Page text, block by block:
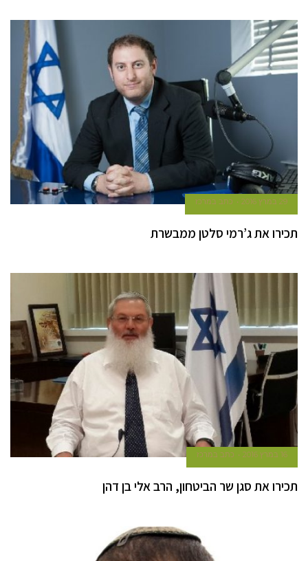
29 במרץ 2016 כתב במרכז
תכירו את ג’רמי סלטן ממבשרת
16 במרץ 2016 כתב במרכז
תכירו את סגן שר הביטחון, הרב אלי בן דהן